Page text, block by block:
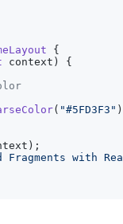
{
context )
{
( "#5FD3F3" )
) ;
Fragments with